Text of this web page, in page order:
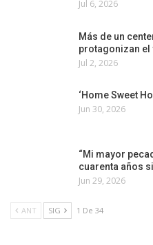
Jul 6, 2026
Más de un
protagonizan el
Jul 2, 2026
‘Home Sweet
Jun 30, 2026
“Mi mayor
cuarenta años
Jun 29, 2026
ANT SIG 1 De 34